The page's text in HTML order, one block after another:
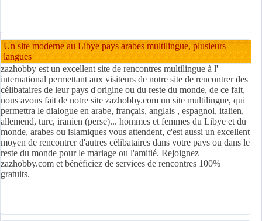
Un site moderne au Libye pays arabes multilingue, plusieurs
langues
zazhobby est un excellent site de rencontres multilingue à l'
international permettant aux visiteurs de notre site de rencontrer des
célibataires de leur pays d'origine ou du reste du monde, de ce fait,
nous avons fait de notre site zazhobby.com un site multilingue, qui
permettra le dialogue en arabe, français, anglais , espagnol, italien,
allemend, turc, iranien (perse)... hommes et femmes du Libye et du
monde, arabes ou islamiques vous attendent, c'est aussi un excellent
moyen de rencontrer d'autres célibataires dans votre pays ou dans le
reste du monde pour le mariage ou l'amitié. Rejoignez
zazhobby.com et bénéficiez de services de rencontres 100%
gratuits.